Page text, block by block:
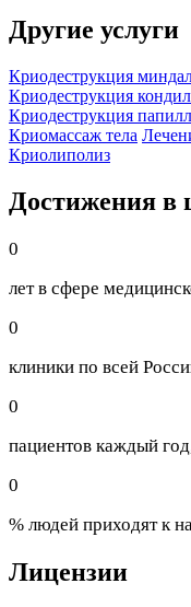
Другие услуги
Криодеструкция
Криодеструкция
Криодеструкция
Криомассаж тела
Криолиполиз
Достижения в
0
лет в сфере
0
клиники по всей
0
пациентов каждый
0
% людей приходят к
Лицензии